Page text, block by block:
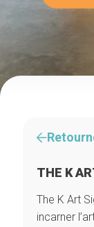
THE K
The K Art
incarner